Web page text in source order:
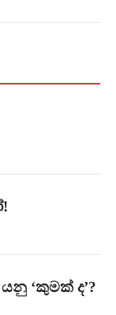
‘කුමක් ද’?